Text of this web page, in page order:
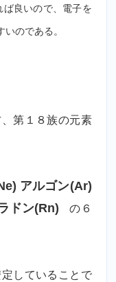
良いので、電子を
のである。
第１８族の元素
アルゴン(Ar)
ドン(Rn) の６
していることで